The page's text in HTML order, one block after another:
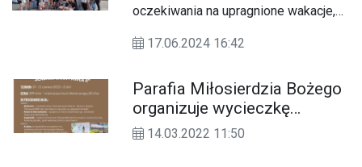
oczekiwania na upragnione wakacje,
wycieczek, które powalają na chwilę
miesiącach wytężonej nauki.
17.06.2024 16:42
Parafia Miłosierdzia Bożego
organizuje wycieczkę
śladami świętego Jana
14.03.2022 11:50